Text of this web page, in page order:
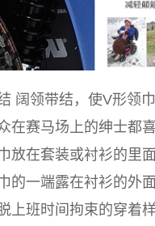
阔领带结，使V形领
在赛马场上的绅士都
放在套装或衬衫的里
的一端露在衬衫的外
上班时间拘束的穿着